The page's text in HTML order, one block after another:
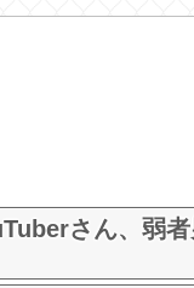
したらこうなるｗｗ
切れそうさん、弱